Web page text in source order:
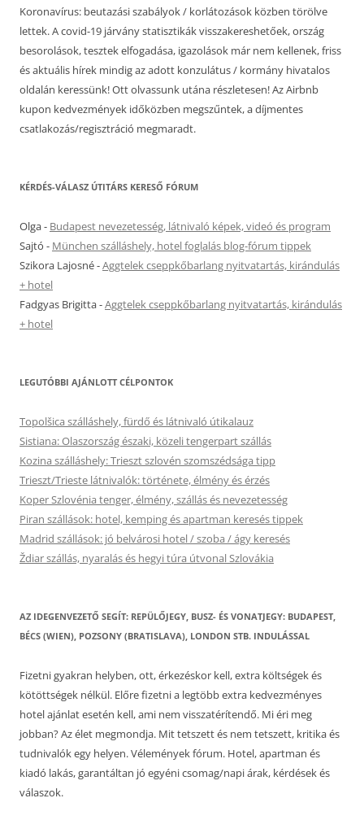
Koronavírus: beutazási szabályok / korlátozások közben törölve
lettek. A covid-19 járvány statisztikák visszakereshetőek, ország
besorolások, tesztek elfogadása, igazolások már nem kellenek, friss
és aktuális hírek mindig az adott konzulátus / kormány hivatalos
oldalán keressünk! Ott olvassunk utána részletesen! Az Airbnb
kupon kedvezmények időközben megszűntek, a díjmentes
csatlakozás/regisztráció megmaradt.
KÉRDÉS-VÁLASZ ÚTITÁRS KERESŐ FÓRUM
Olga- Budapest nevezetesség, látnivaló képek, videó és program
Sajtó - München szálláshely, hotel foglalás blog-fórum tippek
Szikora Lajosné-Aggtelek cseppkőbarlang nyitvatartás, kirándulás
+ hotel
Fadgyas Brigitta-Aggtelek cseppkőbarlang nyitvatartás, kirándulás
+ hotel
LEGUTÓBBI AJÁNLOTT CÉLPONTOK
Topolšica szálláshely, fürdő és látnivaló útikalauz
Sistiana: Olaszország északi, közeli tengerpart szállás
Kozina szálláshely: Trieszt szlovén szomszédsága tipp
Trieszt/Trieste látnivalók: története, élmény és érzés
Koper Szlovénia tenger, élmény, szállás és nevezetesség
Piran szállások: hotel, kemping és apartman keresés tippek
Madrid szállások: jó belvárosi hotel / szoba / ágy keresés
Ždiar szállás, nyaralás és hegyi túra útvonal Szlovákia
AZ IDEGENVEZETŐ SEGÍT: REPÜLŐJEGY, BUSZ- ÉS VONATJEGY: BUDAPEST,
BÉCS (WIEN), POZSONY (BRATISLAVA), LONDON STB. INDULÁSSAL
Fizetni gyakran helyben, ott, érkezéskor kell, extra költségek és
kötöttségek nélkül. Előre fizetni a legtöbb extra kedvezményes
hotel ajánlat esetén kell, ami nem visszatérítendő. Mi éri meg
jobban? Az élet megmondja. Mit tetszett és nem tetszett, kritika és
tudnivalók egy helyen. Vélemények fórum. Hotel, apartman és
kiadó lakás, garantáltan jó egyéni csomag/napi árak, kérdések és
válaszok.